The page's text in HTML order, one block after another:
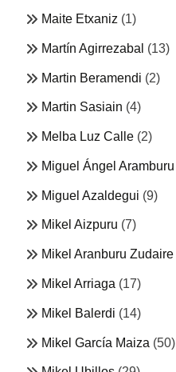
Maite Etxaniz (1)
Martín Agirrezabal (13)
Martin Beramendi (2)
Martin Sasiain (4)
Melba Luz Calle (2)
Miguel Ángel Aramburu
Miguel Azaldegui (9)
Mikel Aizpuru (7)
Mikel Aranburu Zudaire
Mikel Arriaga (17)
Mikel Balerdi (14)
Mikel García Maiza (50)